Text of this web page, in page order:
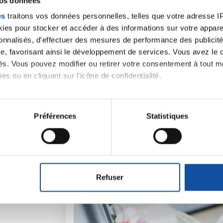
traitons vos données personnelles, telles que votre adresse
pour stocker et accéder à des informations sur votre
d'effectuer des mesures de performance des
favorisant ainsi le développement de services. Vous avez le
Vous pouvez modifier ou retirer votre consentement à tout
ou en cliquant sur l'icône de confidentialité.
également :
sur votre localisation géographique qui peuvent être
de vos données personnelles et définir vos
ou retirer votre consentement à tout moment à partir de la
de publicité et d'analyse, qui peuvent combiner celles-ci
Préférences Statistiques
Refuser
La Ligue contre